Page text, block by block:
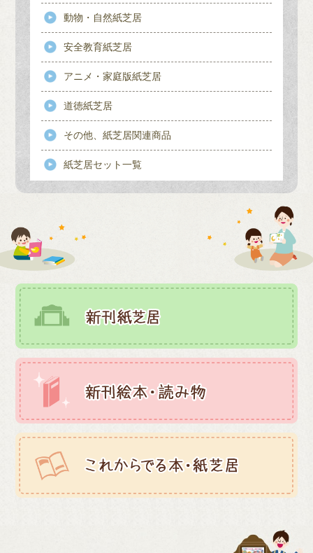
動物・自然紙芝居
安全教育紙芝居
アニメ・家庭版紙芝居
道徳紙芝居
その他、紙芝居関連商品
紙芝居セット一覧